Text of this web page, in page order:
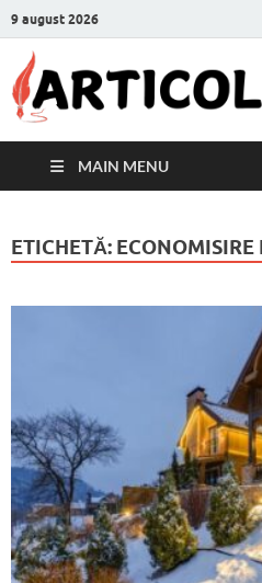
9 august 2026
MAIN MENU
ETICHETĂ: ECONOMISIRE